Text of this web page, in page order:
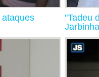
"Tadeu